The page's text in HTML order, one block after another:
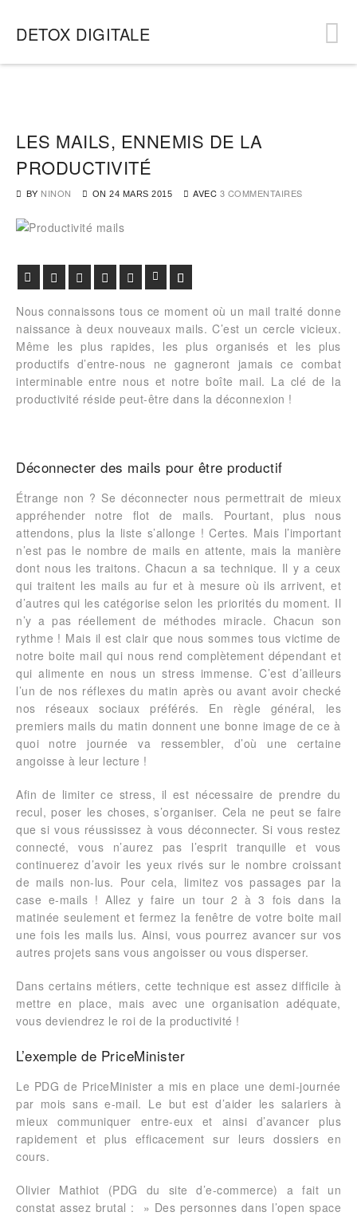
DETOX DIGITALE
LES MAILS, ENNEMIS DE LA
PRODUCTIVITÉ
BY NINON ON 24 MARS 2015 AVEC 3 COMMENTAIRES
FacebookTwitter Google+PinterestViadeo LinkedIn
Nous connaissons tous ce moment où un mail traité donne
naissance à deux nouveaux mails. C’est un cercle vicieux.
Même les plus rapides, les plus organisés et les plus
productifs d’entre-nous ne gagneront jamais ce combat
interminable entre nous et notre boîte mail. La clé de la
productivité réside peut-être dans la déconnexion !
Déconnecter des mails pour être productif
Étrange non ? Se déconnecter nous permettrait de mieux
appréhender notre flot de mails. Pourtant, plus nous
attendons, plus la liste s’allonge ! Certes. Mais l’important
n’est pas le nombre de mails en attente, mais la manière
dont nous les traitons. Chacun a sa technique. Il y a ceux
qui traitent les mails au fur et à mesure où ils arrivent, et
d’autres qui les catégorise selon les priorités du moment. Il
n’y a pas réellement de méthodes miracle. Chacun son
rythme ! Mais il est clair que nous sommes tous victime de
notre boite mail qui nous rend complètement dépendant et
qui alimente en nous un stress immense. C’est d’ailleurs
l’un de nos réflexes du matin après ou avant avoir checké
nos réseaux sociaux préférés. En règle général, les
premiers mails du matin donnent une bonne image de ce à
quoi notre journée va ressembler, d’où une certaine
angoisse à leur lecture !
Afin de limiter ce stress, il est nécessaire de prendre du
recul, poser les choses, s’organiser. Cela ne peut se faire
que si vous réussissez à vous déconnecter. Si vous restez
connecté, vous n’aurez pas l’esprit tranquille et vous
continuerez d’avoir les yeux rivés sur le nombre croissant
de mails non-lus. Pour cela, limitez vos passages par la
case e-mails ! Allez y faire un tour 2 à 3 fois dans la
matinée seulement et fermez la fenêtre de votre boite mail
une fois les mails lus. Ainsi, vous pourrez avancer sur vos
autres projets sans vous angoisser ou vous disperser.
Dans certains métiers, cette technique est assez difficile à
mettre en place, mais avec une organisation adéquate,
vous deviendrez le roi de la productivité !
L’exemple de PriceMinister
Le PDG de PriceMinister a mis en place une demi-journée
par mois sans e-mail. Le but est d’aider les salariers à
mieux communiquer entre-eux et ainsi d’avancer plus
rapidement et plus efficacement sur leurs dossiers en
cours.
Olivier Mathiot (PDG du site d’e-commerce) a fait un
constat assez brutal : » Des personnes dans l’open space